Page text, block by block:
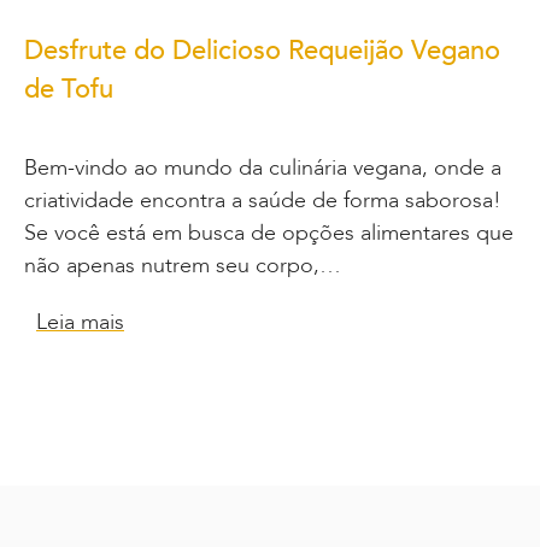
Desfrute do Delicioso Requeijão Vegano
de Tofu
Bem-vindo ao mundo da culinária vegana, onde a
criatividade encontra a saúde de forma saborosa!
Se você está em busca de opções alimentares que
não apenas nutrem seu corpo,…
Leia mais